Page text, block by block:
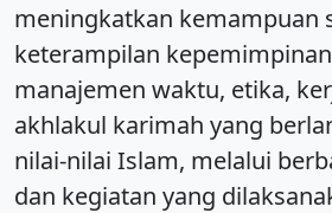
meningkatkan kemampuan
keterampilan
manajemen waktu, etika,
akhlakul karimah yang
nilai-nilai Islam, melalui
dan kegiatan yang